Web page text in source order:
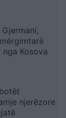
Kosova
njerëzore